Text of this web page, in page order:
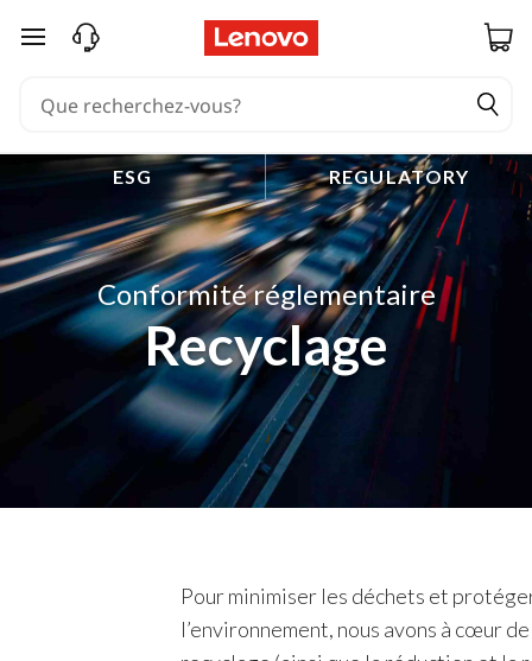
passer au contenu principal
ESG REGULATORY
Conformité réglementaire
Recyclage
Pour minimiser les déchets et
l’environnement, nous avons à cœur